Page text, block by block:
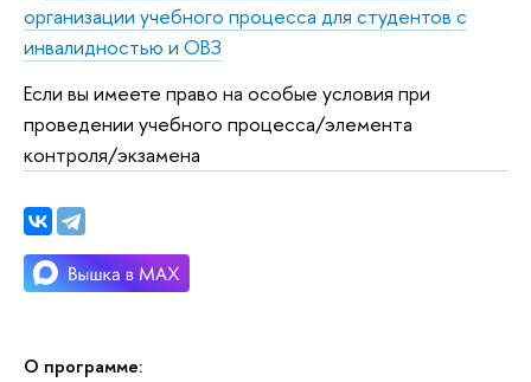
О программе:
организации учебного процесса для студентов с
инвалидностью и ОВЗ
Если вы имеете право на особые условия при
проведении учебного процесса/элемента
контроля/экзамена